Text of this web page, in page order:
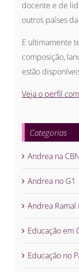
docente e de
outros países
E ultimamente
composição,
estão
Veja o perfil
Categorias
Andrea na CBN
Andrea no G1
Andrea Ramal
Educação em
Educação no